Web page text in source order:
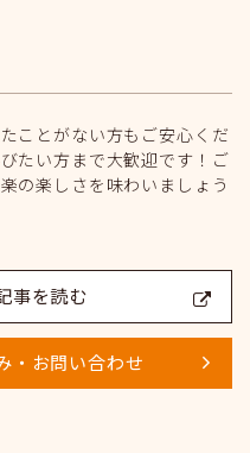
ことがない方もご安心くだ
たい方まで大歓迎です！ご
の楽しさを味わいましょう
事を読む
・お問い合わせ